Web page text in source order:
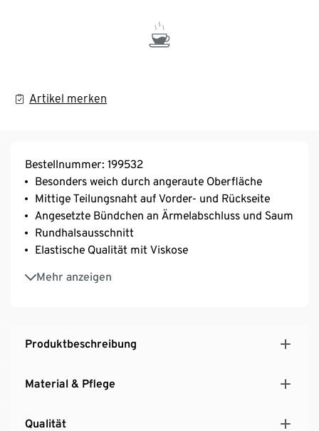
Artikel merken
Bestellnummer: 199532
Besonders weich durch angeraute Oberfläche
Mittige Teilungsnaht auf Vorder- und Rückseite
Angesetzte Bündchen an Ärmelabschluss und Saum
Rundhalsausschnitt
Elastische Qualität mit Viskose
Mehr anzeigen
Mit Elasthan: formbeständig, perfekter Sitz, hoher
Tragekomfort
Produktbeschreibung
Material & Pflege
Qualität